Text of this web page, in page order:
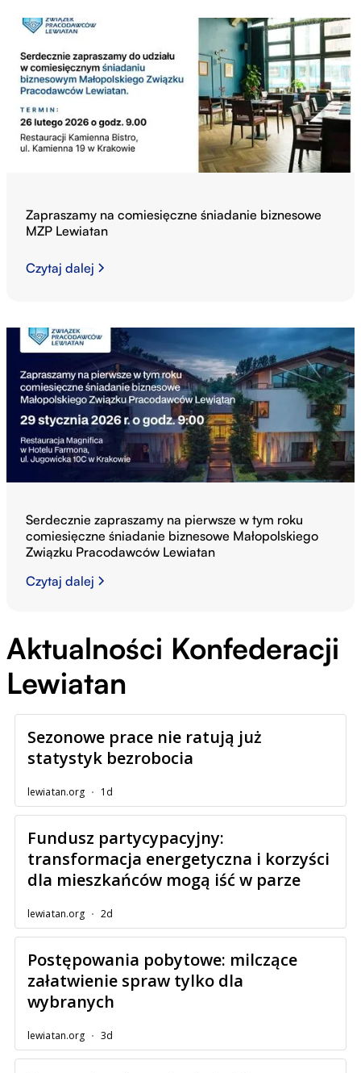
Zapraszamy na comiesięczne śniadanie biznesowe
MZP Lewiatan
Czytaj dalej
Serdecznie zapraszamy na pierwsze w tym roku
comiesięczne śniadanie biznesowe Małopolskiego
Związku Pracodawców Lewiatan
Czytaj dalej
Aktualności Konfederacji
Lewiatan